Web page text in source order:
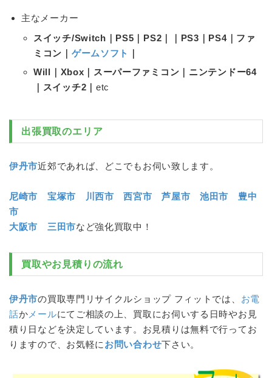
主なメーカー
スイッチ/Switch｜PS5｜PS2｜｜PS3｜PS4｜ファ
ミコン｜ ゲームソフト
｜
Will｜Xbox｜スーパーファミコン｜ニンテンドー64
｜スイッチ2｜ etc
出張買取のエリア
伊丹市近郊であれば、どこでもお伺い致します。
尼崎市 宝塚市 川西市 西宮市 芦屋市 池田市
豊中
市
大阪市
三田市など強化買取中！
買取やお見積りの流れ
伊丹市の買取専門リサイクルショップ フィットでは、 お電
話か メールにてご相談の上、買取にお伺いする日時やお見
積り日などを決定しています。お見積りは無料で行ってお
りますので、お気軽に お問い合わせ下さい。